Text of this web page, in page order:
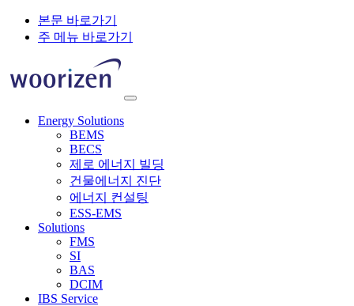
본문 바로가기
주 메뉴 바로가기
Energy Solutions
BEMS
BECS
제로 에너지 빌딩
건물에너지 진단
에너지 컨설팅
ESS-EMS
Solutions
FMS
SI
BAS
DCIM
IBS Service